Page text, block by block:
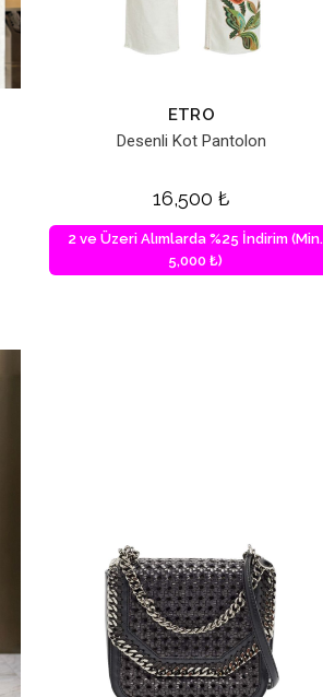
ETRO
Desenli Kot Pantolon
16,500 ₺
2 ve Üzeri Alımlarda %25 İndirim (Min.
5,000 ₺)